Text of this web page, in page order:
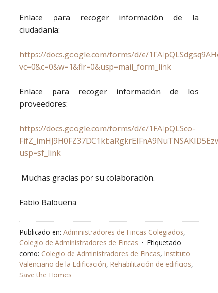
Enlace para recoger información de la
ciudadanía:
https://docs.google.com/forms/d/e/
vc=0&c=0&w=1&flr=0&usp=mail_form_link
Enlace para recoger información de los
proveedores:
https://docs.google.com/forms/d/e/1FAIpQLSco-
usp=sf_link
Muchas gracias por su colaboración.
Fabio Balbuena
Publicado en: Administradores de Fincas Colegiados,
Colegio de Administradores de Fincas
Etiquetado
como: Colegio de Administradores de Fincas, Instituto
Valenciano de la Edificación, Rehabilitación de edificios,
Save the Homes